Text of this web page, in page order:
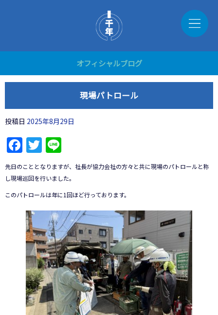
オフィシャルブログ
現場パトロール
投稿日 2025年8月29日
Facebook
Twitter
先日のこととなりますが、社長が協力会社の方々と共に現場のパトロールと称
し現場巡回を行いました。
このパトロールは年に1回ほど行っております。